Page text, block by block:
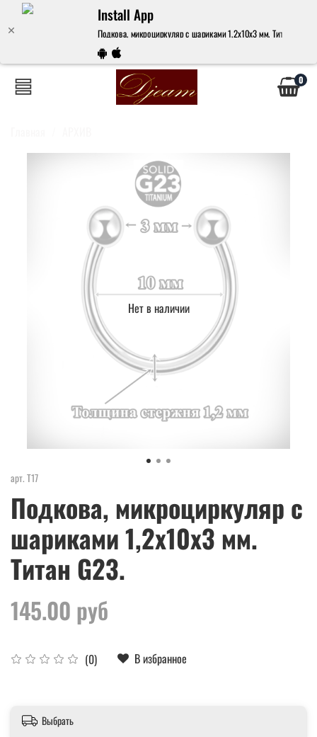
Install App
Подкова, микроциркуляр с шариками 1,2x10х3 мм. Титан G23.
0
Нет в наличии
арт. Т17
Подкова, микроциркуляр с
шариками 1,2x10х3 мм.
Титан G23.
(0) В избранное
145.00 руб
Выбрать